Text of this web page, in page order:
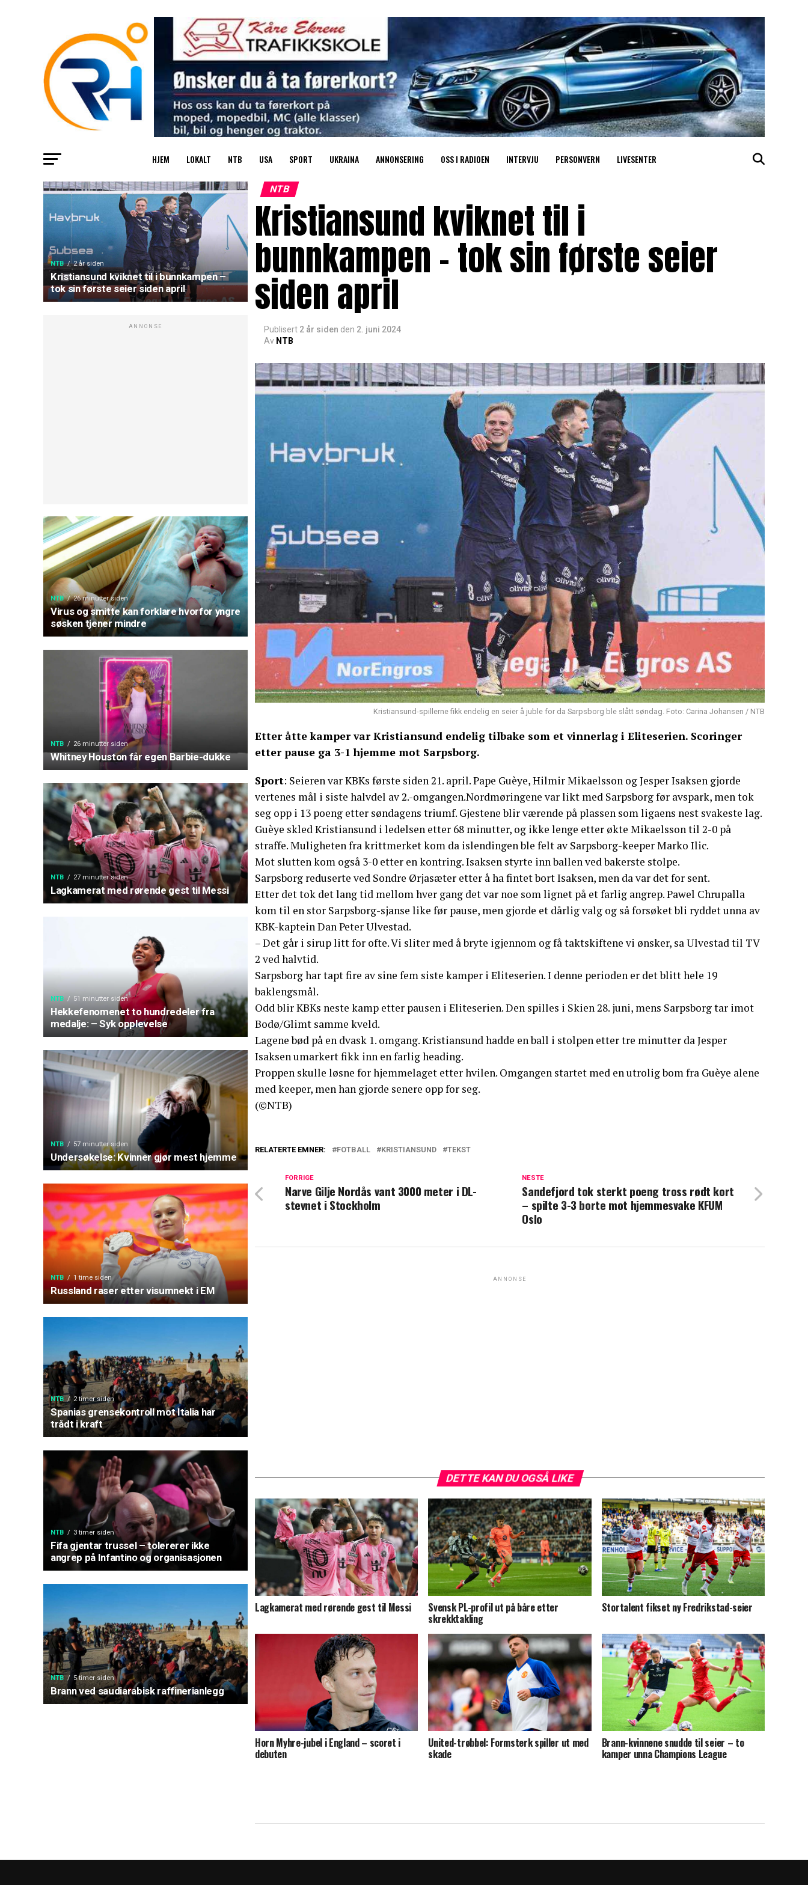
HJEM LOKALT NTB USA SPORT UKRAINA ANNONSERING OSS I RADIOEN INTERVJU PERSONVERN LIVESENTER
NTB 2 år siden
Kristiansund kviknet til i bunnkampen –
tok sin første seier siden april
ANNONSE
NTB 26 minutter siden
Virus og smitte kan forklare hvorfor yngre
søsken tjener mindre
NTB 26 minutter siden
Whitney Houston får egen Barbie-dukke
NTB 27 minutter siden
Lagkamerat med rørende gest til Messi
NTB 51 minutter siden
Hekkefenomenet to hundredeler fra
medalje: – Syk opplevelse
NTB 57 minutter siden
Undersøkelse: Kvinner gjør mest hjemme
NTB 1 time siden
Russland raser etter visumnekt i EM
NTB 2 timer siden
Spanias grensekontroll mot Italia har
trådt i kraft
NTB 3 timer siden
Fifa gjentar trussel – tolererer ikke
angrep på Infantino og organisasjonen
NTB 5 timer siden
Brann ved saudiarabisk raffinerianlegg
NTB
Kristiansund kviknet til i
bunnkampen – tok sin første seier
siden april
Publisert 2 år siden den 2. juni 2024
Av NTB
Kristiansund-spillerne fikk endelig en seier å juble for da Sarpsborg ble slått søndag. Foto: Carina Johansen / NTB
Etter åtte kamper var Kristiansund endelig tilbake som et vinnerlag i Eliteserien. Scoringer
etter pause ga 3-1 hjemme mot Sarpsborg.
Sport: Seieren var KBKs første siden 21. april. Pape Guèye, Hilmir Mikaelsson og Jesper Isaksen gjorde
vertenes mål i siste halvdel av 2.-omgangen.Nordmøringene var likt med Sarpsborg før avspark, men tok
seg opp i 13 poeng etter søndagens triumf. Gjestene blir værende på plassen som ligaens nest svakeste lag.
Guèye skled Kristiansund i ledelsen etter 68 minutter, og ikke lenge etter økte Mikaelsson til 2-0 på
straffe. Muligheten fra krittmerket kom da islendingen ble felt av Sarpsborg-keeper Marko Ilic.
Mot slutten kom også 3-0 etter en kontring. Isaksen styrte inn ballen ved bakerste stolpe.
Sarpsborg reduserte ved Sondre Ørjasæter etter å ha fintet bort Isaksen, men da var det for sent.
Etter det tok det lang tid mellom hver gang det var noe som lignet på et farlig angrep. Pawel Chrupalla
kom til en stor Sarpsborg-sjanse like før pause, men gjorde et dårlig valg og så forsøket bli ryddet unna av
KBK-kaptein Dan Peter Ulvestad.
– Det går i sirup litt for ofte. Vi sliter med å bryte igjennom og få taktskiftene vi ønsker, sa Ulvestad til TV
2 ved halvtid.
Sarpsborg har tapt fire av sine fem siste kamper i Eliteserien. I denne perioden er det blitt hele 19
baklengsmål.
Odd blir KBKs neste kamp etter pausen i Eliteserien. Den spilles i Skien 28. juni, mens Sarpsborg tar imot
Bodø/Glimt samme kveld.
Lagene bød på en dvask 1. omgang. Kristiansund hadde en ball i stolpen etter tre minutter da Jesper
Isaksen umarkert fikk inn en farlig heading.
Proppen skulle løsne for hjemmelaget etter hvilen. Omgangen startet med en utrolig bom fra Guèye alene
med keeper, men han gjorde senere opp for seg.
(©NTB)
RELATERTE EMNER: FOTBALL KRISTIANSUND TEKST
NESTE
Sandefjord tok sterkt poeng tross rødt kort
– spilte 3-3 borte mot hjemmesvake KFUM
Oslo
FORRIGE
Narve Gilje Nordås vant 3000 meter i DL-
stevnet i Stockholm
ANNONSE
DETTE KAN DU OGSÅ LIKE
Lagkamerat med rørende gest til Messi Svensk PL-profil ut på båre etter
skrekktakling
Stortalent fikset ny Fredrikstad-seier
Horn Myhre-jubel i England – scoret i
debuten
United-trøbbel: Formsterk spiller ut med
skade
Brann-kvinnene snudde til seier – to
kamper unna Champions League